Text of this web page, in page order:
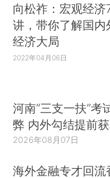
向松祚：宏观经济
讲，带你了解国内
经济大局
2022年04月06日
河南“三支一扶”考
弊 内外勾结提前
2026年08月07日
海外金融专才回流